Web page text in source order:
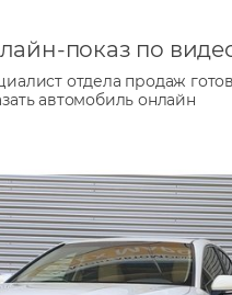
показ по
отдела продаж готов
автомобиль онлайн